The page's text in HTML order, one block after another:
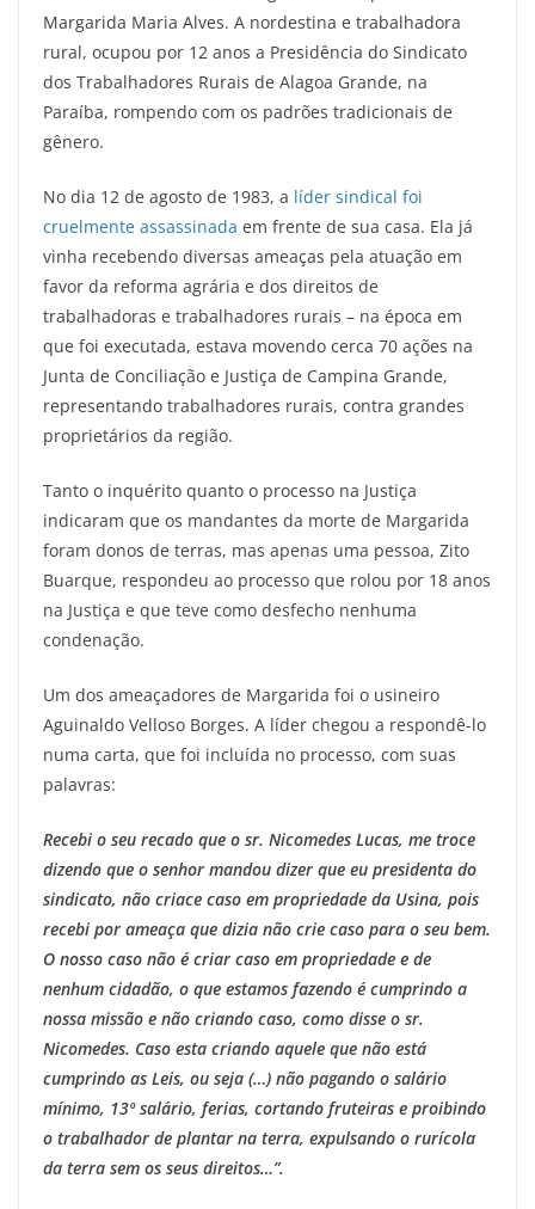
Margarida Maria Alves. A nordestina e trabalhadora
rural, ocupou por 12 anos a Presidência do Sindicato
dos Trabalhadores Rurais de Alagoa Grande, na
Paraíba, rompendo com os padrões tradicionais de
gênero.
No dia 12 de agosto de 1983, a líder sindical foi
cruelmente assassinada em frente de sua casa. Ela já
vinha recebendo diversas ameaças pela atuação em
favor da reforma agrária e dos direitos de
trabalhadoras e trabalhadores rurais – na época em
que foi executada, estava movendo cerca 70 ações na
Junta de Conciliação e Justiça de Campina Grande,
representando trabalhadores rurais, contra grandes
proprietários da região.
Tanto o inquérito quanto o processo na Justiça
indicaram que os mandantes da morte de Margarida
foram donos de terras, mas apenas uma pessoa, Zito
Buarque, respondeu ao processo que rolou por 18 anos
na Justiça e que teve como desfecho nenhuma
condenação.
Um dos ameaçadores de Margarida foi o usineiro
Aguinaldo Velloso Borges. A líder chegou a respondê-lo
numa carta, que foi incluída no processo, com suas
palavras:
Recebi o seu recado que o sr. Nicomedes Lucas, me troce
dizendo que o senhor mandou dizer que eu presidenta do
sindicato, não criace caso em propriedade da Usina, pois
recebi por ameaça que dizia não crie caso para o seu bem.
O nosso caso não é criar caso em propriedade e de
nenhum cidadão, o que estamos fazendo é cumprindo a
nossa missão e não criando caso, como disse o sr.
Nicomedes. Caso esta criando aquele que não está
cumprindo as Leis, ou seja (…) não pagando o salário
mínimo, 13º salário, ferias, cortando fruteiras e proibindo
o trabalhador de plantar na terra, expulsando o rurícola
da terra sem os seus direitos…”.